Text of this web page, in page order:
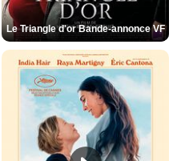
Le Triangle d'or Bande-annonce VF